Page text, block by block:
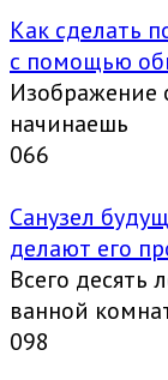
Как сделать
с помощью
Изображение
начинаешь
066
Санузел
делают его
Всего десять
ванной
098